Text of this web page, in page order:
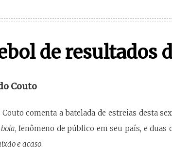
de resultados
Couto
Couto comenta a batelada de estreias desta
, fenômeno de público em seu país, e duas
e acaso.